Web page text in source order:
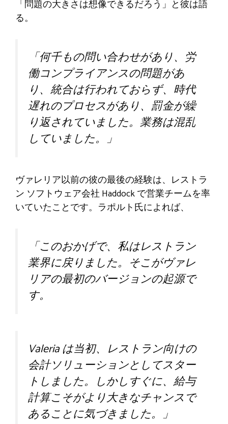
「問題の大きさは想像できるだろう」と彼は語
る。
「何千もの問い合わせがあり、労
働コンプライアンスの問題があ
り、統合は行われておらず、時代
遅れのプロセスがあり、罰金が繰
り返されていました。業務は混乱
していました。」
ヴァレリア以前の彼の最後の経験は、レストラ
ン ソフトウェア会社 Haddock で営業チームを率
いていたことです。ラポルト氏によれば、
「このおかげで、私はレストラン
業界に戻りました。そこがヴァレ
リアの最初のバージョンの起源で
す。
Valeria は当初、レストラン向けの
会計ソリューションとしてスター
トしました。しかしすぐに、給与
計算こそがより大きなチャンスで
あることに気づきました。」